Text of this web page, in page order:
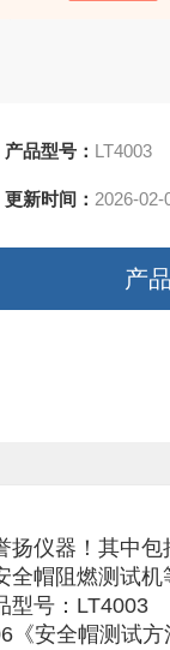
仪，安全帽冲击试验
产品型号： LT4003
更新时间： 2026-02-
产
扬仪器！其中
全帽阻燃测试机
型号：LT4003
《安全帽测试